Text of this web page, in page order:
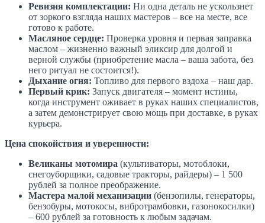
Ревизия комплектации: Ни одна деталь не ускользнет
от зоркого взгляда наших мастеров – все на месте, все
готово к работе.
Масляное сердце: Проверка уровня и первая заправка
маслом – жизненно важный эликсир для долгой и
верной службы (приобретение масла – ваша забота, без
него ритуал не состоится!).
Дыхание огня: Топливо для первого вздоха – наш дар.
Первый крик: Запуск двигателя – момент истины,
когда инструмент оживает в руках наших специалистов,
а затем демонстрирует свою мощь при доставке, в руках
курьера.
Цена спокойствия и уверенности:
Великаны мотомира (культиваторы, мотоблоки,
снегоуборщики, садовые тракторы, райдеры) – 1 500
рублей за полное преображение.
Мастера малой механизации (бензопилы, генераторы,
бензобуры, мотокосы, вибротрамбовки, газонокосилки)
– 600 рублей за готовность к любым задачам.